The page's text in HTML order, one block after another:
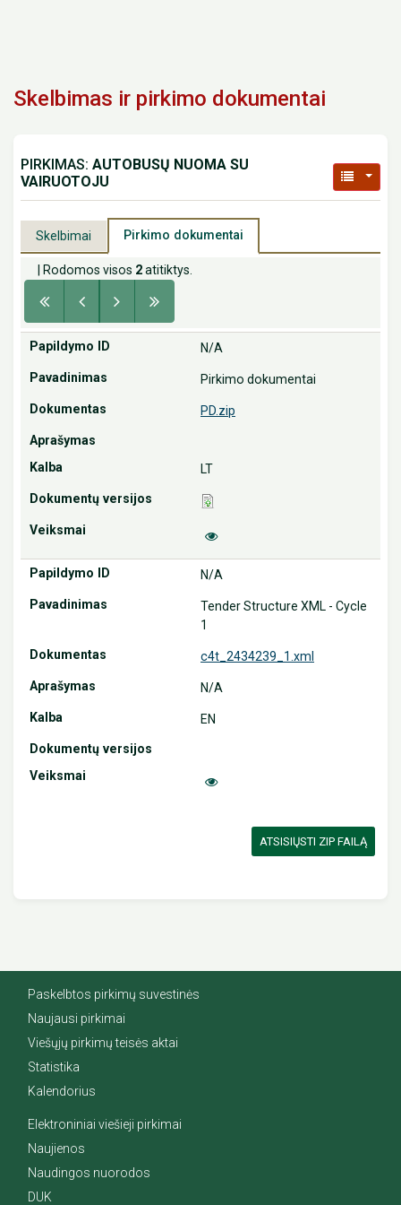
Skelbimas ir pirkimo dokumentai
PIRKIMAS: AUTOBUSŲ NUOMA SU
VAIRUOTOJU
Skelbimai Pirkimo dokumentai
| Rodomos visos 2atitiktys.
N/A
Pirkimo dokumentai
PD.zip
LT
N/A
Tender Structure XML - Cycle
1
c4t_2434239_1.xml
N/A
EN
ATSISIŲSTI ZIP FAILĄ
Paskelbtos pirkimų suvestinės
Naujausi pirkimai
Viešųjų pirkimų teisės aktai
Statistika
Kalendorius
Elektroniniai viešieji pirkimai
Naujienos
Naudingos nuorodos
DUK